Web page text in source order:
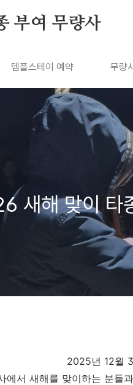
부여 무량사
템플스테이 예약 무량
새해 맞이 타
2025년 12월
에서 새해를 맞이하는 분들